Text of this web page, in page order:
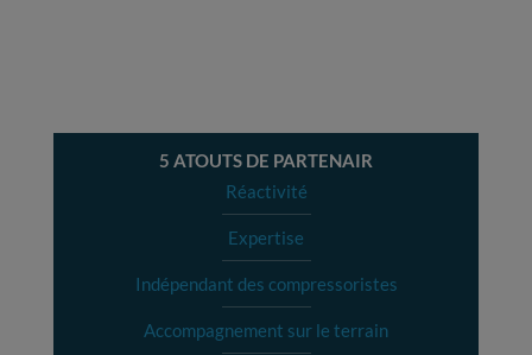
5 ATOUTS DE PARTENAIR
Réactivité
Expertise
Indépendant des compressoristes
Accompagnement sur le terrain